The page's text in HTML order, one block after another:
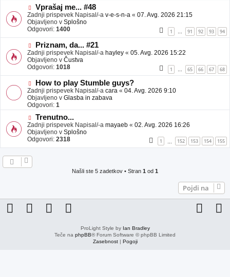
b
a
v
e
N
o
v
e
b
a
v
e
Vprašaj me... #48
Zadnji prispevek Napisal/-a v-e-s-n-a « 07. Avg. 2026 21:15
Objavljeno v Splošno
Odgovori: 1400 1 … 91 92 93 94
N
o
v
e
b
a
v
e
Priznam, da... #21
Zadnji prispevek Napisal/-a hayley « 05. Avg. 2026 15:22
Objavljeno v Čustva
Odgovori: 1018 1 65 66 67 68
N
o
v
e
o
b
j
a
v
e
How to play Stumble guys?
Zadnji prispevek Napisal/-a cara « 04. Avg. 2026 9:10
Objavljeno v Glasba in zabava
Odgovori: 1
N
o
v
e
o
Trenutno...
Zadnji prispevek Napisal/-a mayaeb « 02. Avg. 2026 16:26
Objavljeno v Splošno
Odgovori: 2318 1 152 153 154 155
Našli ste 5 zadetkov • Stran 1 od 1
Pojdi na
ProLight Style by Ian Bradley
Teče na phpBB® Forum Software © phpBB Limited
Zasebnost| Pogoji